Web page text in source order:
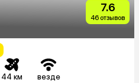
7.6
46 отзывов
44 км везде